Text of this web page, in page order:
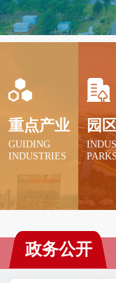
改革试验区依托
合发展。
重点产业
GUIDING
INDUSTRIES
园
政务公开